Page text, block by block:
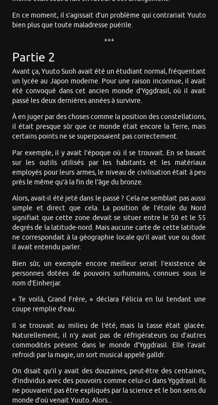
En ce moment, il s’agissait d’un problème qui contrariait Yuuto
bien plus que toute maladresse puérile.
***
Partie 2
Avant ça, Yuuto Suoh avait été un étudiant normal, fréquentant
un lycée au Japon moderne. Pour une raison inconnue, il avait
été convoqué dans cet ancien monde d’Yggdrasil, où il avait
passé les deux dernières années à survivre.
À en juger par des choses comme la position des constellations,
il était presque sûr que ce monde était encore la Terre, mais
certains points ne se superposaient pas correctement.
Par exemple, il y avait l’époque où il se trouvait. En se basant
sur les outils utilisés par les habitants et les matériaux
employés pour leurs armes, le niveau de civilisation était à peu
près le même qu’à la fin de l’âge du bronze.
Alors, avait-il été jeté dans le passé ? Cela ne semblait pas aussi
simple et direct que cela. La position de l’étoile du Nord
signifiait que cette zone devait se situer entre le 50 et le 55
degrés de la latitude-nord. Mais aucune carte de cette latitude
ne correspondait à la géographie locale qu’il avait vue ou dont
il avait entendu parler.
Bien sûr, un exemple encore meilleur serait l’existence de
personnes dotées de pouvoirs surhumains, connues sous le
nom d’Einherjar.
« Te voilà, Grand Frère, » déclara Félicia en lui tendant une
coupe remplie d’eau.
Il se trouvait au milieu de l’été, mais la tasse était glacée.
Naturellement, il n’y avait pas de réfrigérateurs ou d’autres
commodités présent dans le monde d’Yggdrasil. Elle l’avait
refroidi par la magie, un sort musical appelé galldr.
On disait qu’il y avait des douzaines, peut-être des centaines,
d’individus avec des pouvoirs comme celui-ci dans Yggdrasil. Ils
ne pouvaient pas être expliqués par la science et le bon sens du
monde d’où venait Yuuto. Alors...